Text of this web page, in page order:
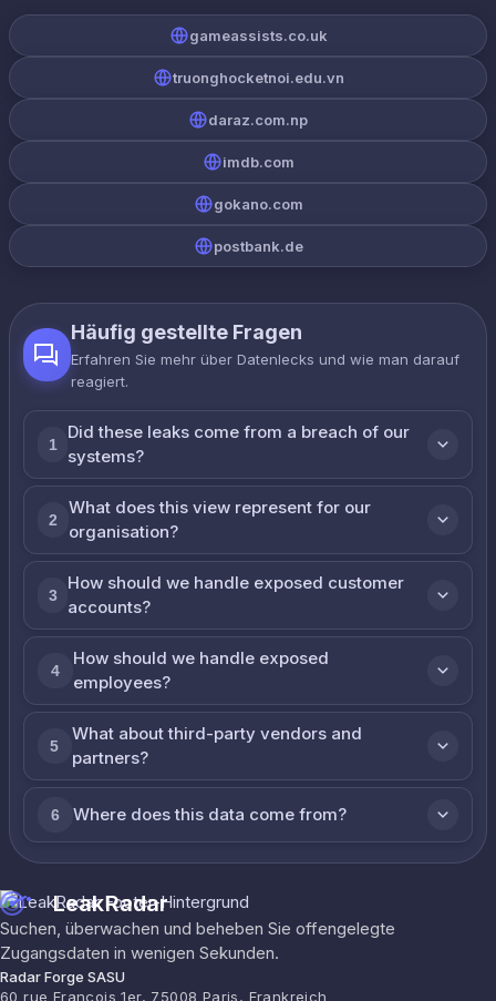
gameassists.co.uk
truonghocketnoi.edu.vn
daraz.com.np
imdb.com
gokano.com
postbank.de
Häufig gestellte Fragen
Erfahren Sie mehr über Datenlecks und wie man darauf
reagiert.
1
Did these leaks come from a breach of our
systems?
2
What does this view represent for our
organisation?
3
How should we handle exposed customer
accounts?
4
How should we handle exposed
employees?
5
What about third-party vendors and
partners?
6 Where does this data come from?
LeakRadar
Suchen, überwachen und beheben Sie offengelegte
Zugangsdaten in wenigen Sekunden.
Radar Forge SASU
60 rue François 1er, 75008 Paris, Frankreich